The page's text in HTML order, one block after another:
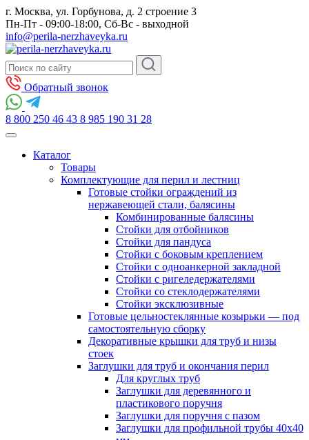
г. Москва, ул. Горбунова, д. 2 строение 3
Пн-Пт - 09:00-18:00, Сб-Вс - выходной
info@perila-nerzhaveyka.ru
Обратный звонок
8 800 250 46 43 8 985 190 31 28
Каталог
Товары
Комплектующие для перил и лестниц
Готовые стойки ограждений из
нержавеющей стали, балясины
Комбинированные балясины
Стойки для отбойников
Стойки для пандуса
Стойки с боковым креплением
Стойки с одноанкерной закладной
Стойки с ригеледержателями
Стойки со стеклодержателями
Стойки эксклюзивные
Готовые цельностеклянные козырьки — под
самостоятельную сборку
Декоративные крышки для труб и низы
стоек
Заглушки для труб и окончания перил
Для круглых труб
Заглушки для деревянного и
пластикового поручня
Заглушки для поручня с пазом
Заглушки для профильной трубы 40х40